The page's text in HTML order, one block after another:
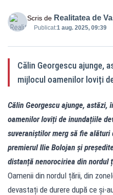
Scris de Realitatea de
Publicat:1 aug. 2025, 09:39
Călin Georgescu ajunge,
mijlocul oamenilor loviți
Călin Georgescu ajunge, astăzi,
oamenilor loviți de inundațiile
suveraniștilor merg să fie alături
premierul Ilie Bolojan și
distanță nenorociriea din nordul
Oamenii din nordul țării, din
devastați de durere după ce și-